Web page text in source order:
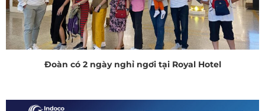
Đoàn có 2 ngày nghỉ ngơi tại Royal Hotel